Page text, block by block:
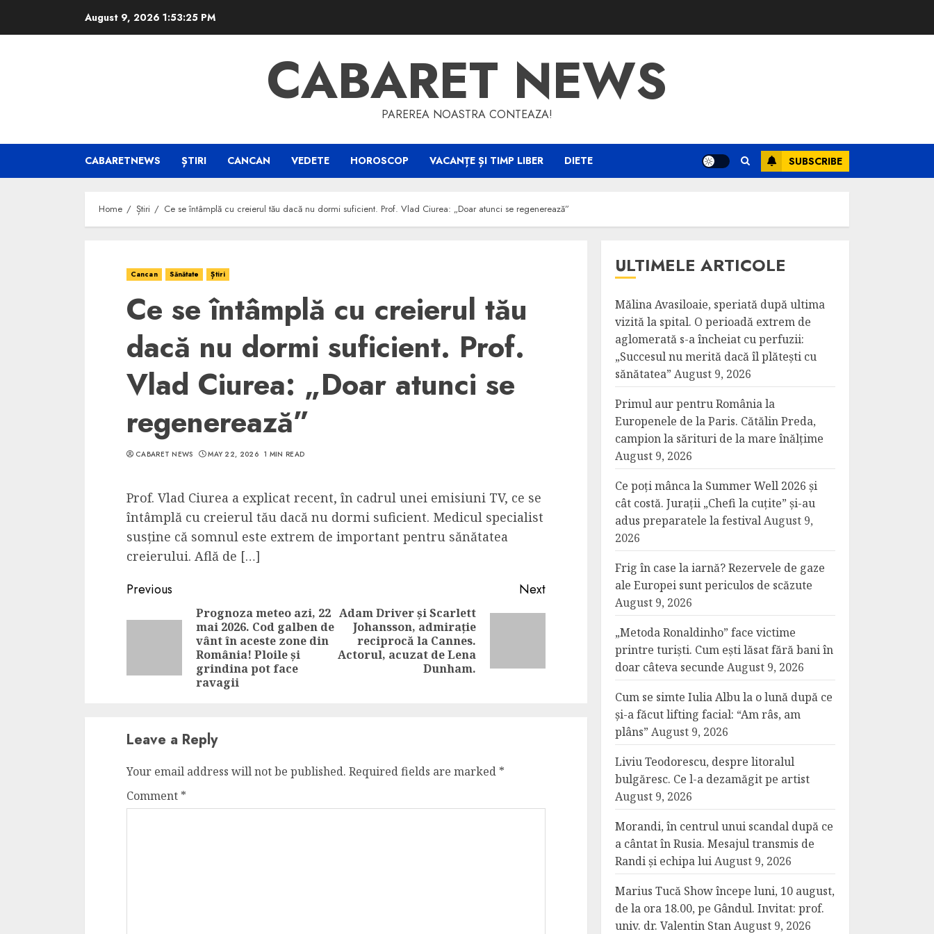
August 9, 2026 1:53:25 PM
CABARET NEWS
PAREREA NOASTRA CONTEAZA!
CABARETNEWS ȘTIRI CANCAN VEDETE HOROSCOP VACANȚE ȘI TIMP LIBER DIETE SUBSCRIBE
Home Știri Ce se întâmplă cu creierul tău dacă nu dormi suficient. Prof. Vlad Ciurea: „Doar atunci se regenerează”
Cancan Sănătate Știri
Ce se întâmplă cu creierul tău
dacă nu dormi suficient. Prof.
Vlad Ciurea: „Doar atunci se
regenerează”
CABARET NEWS MAY 22, 2026 1 MIN READ
Prof. Vlad Ciurea a explicat recent, în cadrul unei emisiuni TV, ce se
întâmplă cu creierul tău dacă nu dormi suficient. Medicul specialist
susține că somnul este extrem de important pentru sănătatea
creierului. Află de […]
Continue
Reading
Previous
Previous
post:
Prognoza meteo azi, 22
mai 2026. Cod galben de
vânt în aceste zone din
România! Ploile și
grindina pot face
ravagii
Next
Next
post:
Adam Driver și Scarlett
Johansson, admirație
reciprocă la Cannes.
Actorul, acuzat de Lena
Dunham.
Leave a Reply
Your email address will not be published. Required fields are marked *
Comment *
ULTIMELE ARTICOLE
Mălina Avasiloaie, speriată după ultima
vizită la spital. O perioadă extrem de
aglomerată s-a încheiat cu perfuzii:
„Succesul nu merită dacă îl plătești cu
sănătatea” August 9, 2026
Primul aur pentru România la
Europenele de la Paris. Cătălin Preda,
campion la sărituri de la mare înălțime
August 9, 2026
Ce poți mânca la Summer Well 2026 și
cât costă. Jurații „Chefi la cuțite” și-au
adus preparatele la festivalAugust 9,
2026
Frig în case la iarnă? Rezervele de gaze
ale Europei sunt periculos de scăzute
August 9, 2026
„Metoda Ronaldinho” face victime
printre turiști. Cum ești lăsat fără bani în
doar câteva secunde August 9, 2026
Cum se simte Iulia Albu la o lună după ce
și-a făcut lifting facial: “Am râs, am
plâns” August 9, 2026
Liviu Teodorescu, despre litoralul
bulgăresc. Ce l-a dezamăgit pe artist
August 9, 2026
Morandi, în centrul unui scandal după ce
a cântat în Rusia. Mesajul transmis de
Randi și echipa luiAugust 9, 2026
Marius Tucă Show începe luni, 10 august,
de la ora 18.00, pe Gândul. Invitat: prof.
univ. dr. Valentin StanAugust 9, 2026